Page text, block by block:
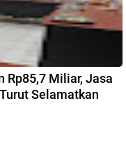
Rp85,7 Miliar, Jasa
Selamatkan